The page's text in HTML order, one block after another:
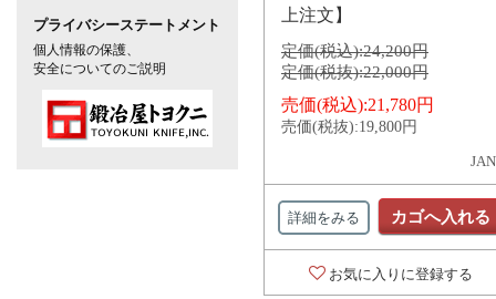
上注文】
定価(税込):24,200円
定価(税抜):22,000円
売価(税込):21,780円
売価(税抜):19,800円
詳細をみる カゴへ入れる
お気に入りに登録する
プライバシーステートメント
個人情報の保護、
安全についてのご説明